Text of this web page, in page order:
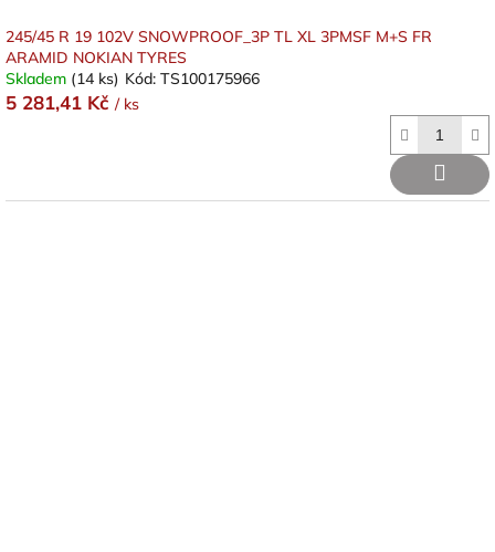
245/45 R 19 102V SNOWPROOF_3P TL XL 3PMSF M+S FR
ARAMID NOKIAN TYRES
Skladem (14 ks) Kód: TS100175966
5 281,41 Kč / ks